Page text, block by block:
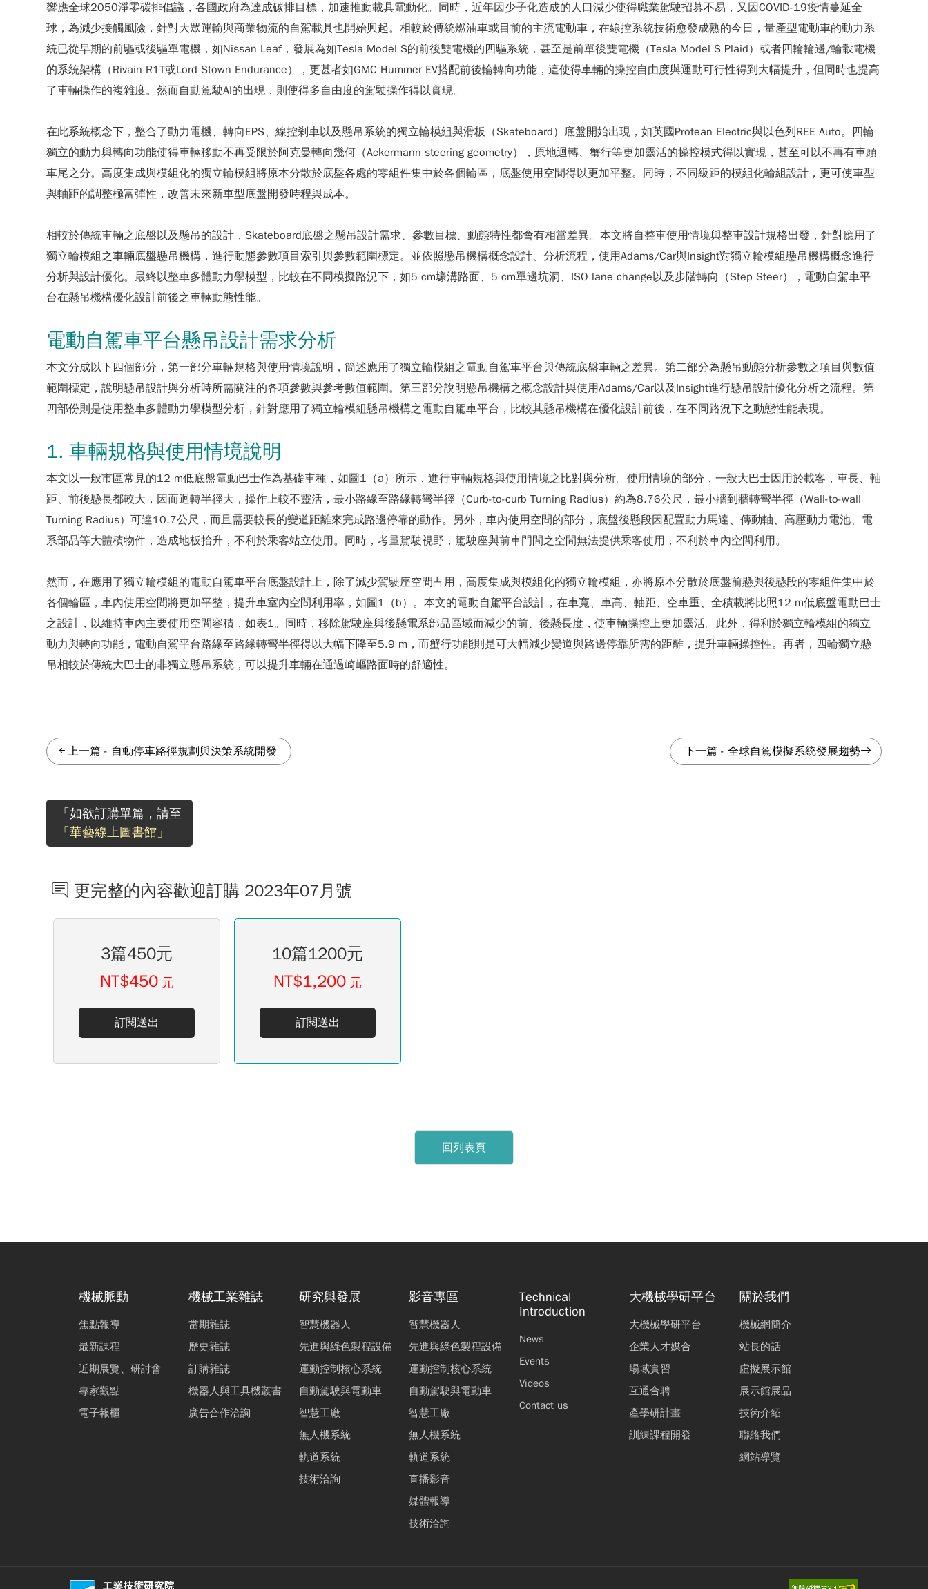
響應全球2050淨零碳排倡議，各國政府為達成碳排目標，加速推動載具電動化。同時，近年因少子化造成的人口減少使得職業駕駛招募不易，又因COVID-19疫情蔓延全
球，為減少接觸風險，針對大眾運輸與商業物流的自駕載具也開始興起。相較於傳統燃油車或目前的主流電動車，在線控系統技術愈發成熟的今日，量產型電動車的動力系
統已從早期的前驅或後驅單電機，如Nissan Leaf，發展為如Tesla Model S的前後雙電機的四驅系統，甚至是前單後雙電機（Tesla Model S Plaid）或者四輪輪邊/輪轂電機
的系統架構（Rivain R1T或Lord Stown Endurance），更甚者如GMC Hummer EV搭配前後輪轉向功能，這使得車輛的操控自由度與運動可行性得到大幅提升，但同時也提高
了車輛操作的複雜度。然而自動駕駛AI的出現，則使得多自由度的駕駛操作得以實現。
在此系統概念下，整合了動力電機、轉向EPS、線控剎車以及懸吊系統的獨立輪模組與滑板（Skateboard）底盤開始出現，如英國Protean Electric與以色列REE Auto。四輪
獨立的動力與轉向功能使得車輛移動不再受限於阿克曼轉向幾何（Ackermann steering geometry），原地迴轉、蟹行等更加靈活的操控模式得以實現，甚至可以不再有車頭
車尾之分。高度集成與模組化的獨立輪模組將原本分散於底盤各處的零組件集中於各個輪區，底盤使用空間得以更加平整。同時，不同級距的模組化輪組設計，更可使車型
與軸距的調整極富彈性，改善未來新車型底盤開發時程與成本。
相較於傳統車輛之底盤以及懸吊的設計，Skateboard底盤之懸吊設計需求、參數目標、動態特性都會有相當差異。本文將自整車使用情境與整車設計規格出發，針對應用了
獨立輪模組之車輛底盤懸吊機構，進行動態參數項目索引與參數範圍標定。並依照懸吊機構概念設計、分析流程，使用Adams/Car與Insight對獨立輪模組懸吊機構概念進行
分析與設計優化。最終以整車多體動力學模型，比較在不同模擬路況下，如5 cm壕溝路面、5 cm單邊坑洞、ISO lane change以及步階轉向（Step Steer），電動自駕車平
台在懸吊機構優化設計前後之車輛動態性能。
電動自駕車平台懸吊設計需求分析
本文分成以下四個部分，第一部分車輛規格與使用情境說明，簡述應用了獨立輪模組之電動自駕車平台與傳統底盤車輛之差異。第二部分為懸吊動態分析參數之項目與數值
範圍標定，說明懸吊設計與分析時所需關注的各項參數與參考數值範圍。第三部分說明懸吊機構之概念設計與使用Adams/Car以及Insight進行懸吊設計優化分析之流程。第
四部份則是使用整車多體動力學模型分析，針對應用了獨立輪模組懸吊機構之電動自駕車平台，比較其懸吊機構在優化設計前後，在不同路況下之動態性能表現。
1. 車輛規格與使用情境說明
本文以一般市區常見的12 m低底盤電動巴士作為基礎車種，如圖1（a）所示，進行車輛規格與使用情境之比對與分析。使用情境的部分，一般大巴士因用於載客，車長、軸
距、前後懸長都較大，因而迴轉半徑大，操作上較不靈活，最小路緣至路緣轉彎半徑（Curb-to-curb Turning Radius）約為8.76公尺，最小牆到牆轉彎半徑（Wall-to-wall
Turning Radius）可達10.7公尺，而且需要較長的變道距離來完成路邊停靠的動作。另外，車內使用空間的部分，底盤後懸段因配置動力馬達、傳動軸、高壓動力電池、電
系部品等大體積物件，造成地板抬升，不利於乘客站立使用。同時，考量駕駛視野，駕駛座與前車門間之空間無法提供乘客使用，不利於車內空間利用。
然而，在應用了獨立輪模組的電動自駕車平台底盤設計上，除了減少駕駛座空間占用，高度集成與模組化的獨立輪模組，亦將原本分散於底盤前懸與後懸段的零組件集中於
各個輪區，車內使用空間將更加平整，提升車室內空間利用率，如圖1（b）。本文的電動自駕平台設計，在車寬、車高、軸距、空車重、全積載將比照12 m低底盤電動巴士
之設計，以維持車內主要使用空間容積，如表1。同時，移除駕駛座與後懸電系部品區域而減少的前、後懸長度，使車輛操控上更加靈活。此外，得利於獨立輪模組的獨立
動力與轉向功能，電動自駕平台路緣至路緣轉彎半徑得以大幅下降至5.9 m，而蟹行功能則是可大幅減少變道與路邊停靠所需的距離，提升車輛操控性。再者，四輪獨立懸
吊相較於傳統大巴士的非獨立懸吊系統，可以提升車輛在通過崎嶇路面時的舒適性。
上一篇 - 自動停車路徑規劃與決策系統開發 下一篇 - 全球自駕模擬系統發展趨勢
「如欲訂購單篇，請至
「華藝線上圖書館」
更完整的內容歡迎訂購 2023年07月號
3篇450元
NT$450 元
訂閱送出
10篇1200元
NT$1,200 元
訂閱送出
回列表頁
機械脈動
焦點報導
最新課程
近期展覽、研討會
專家觀點
電子報櫃
機械工業雜誌
當期雜誌
歷史雜誌
訂購雜誌
機器人與工具機叢書
廣告合作洽詢
研究與發展
智慧機器人
先進與綠色製程設備
運動控制核心系統
自動駕駛與電動車
智慧工廠
無人機系統
軌道系統
技術洽詢
影音專區
智慧機器人
先進與綠色製程設備
運動控制核心系統
自動駕駛與電動車
智慧工廠
無人機系統
軌道系統
直播影音
媒體報導
技術洽詢
Technical
Introduction
News
Events
Videos
Contact us
大機械學研平台
大機械學研平台
企業人才媒合
場域實習
互通合聘
產學研計畫
訓練課程開發
關於我們
機械網簡介
站長的話
虛擬展示館
展示館展品
技術介紹
聯絡我們
網站導覽